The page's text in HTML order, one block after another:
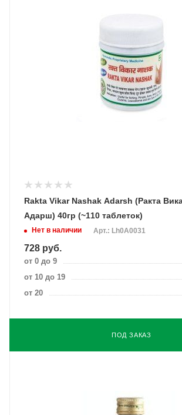
Rakta Vikar Nashak Adarsh (Ракта
Адарш) 40гр (~110 таблеток)
Нет в наличии Арт.: Lh0A0031
728 руб.
от 0 до 9
от 10 до 19
от 20
ПОД ЗАКАЗ